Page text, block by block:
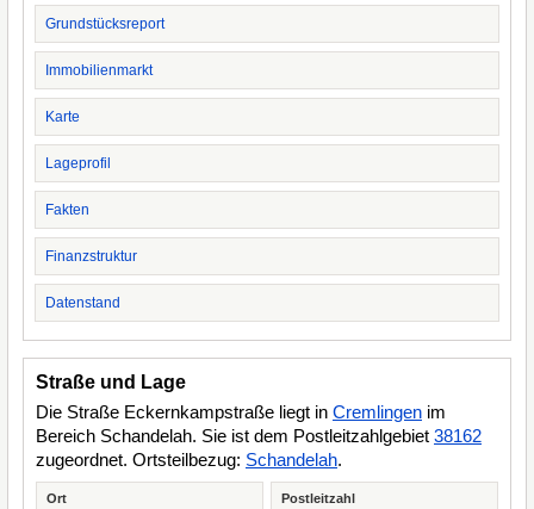
Grundstücksreport
Immobilienmarkt
Karte
Lageprofil
Fakten
Finanzstruktur
Datenstand
Straße und Lage
Die Straße Eckernkampstraße liegt in Cremlingen im
Bereich Schandelah. Sie ist dem Postleitzahlgebiet 38162
zugeordnet. Ortsteilbezug: Schandelah.
Ort Postleitzahl